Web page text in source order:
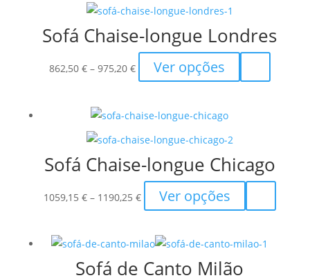
Sofá Chaise-longue Londres
862,50 € – 975,20 €Price
range:
through
975,20 €
Ver opções
product
options
be
on
Sofá Chaise-longue Chicago
1059,15 € – 1190,25 €Price
range:
through
1190,25 €
Ver opções
product
multiple
Sofá de Canto Milão